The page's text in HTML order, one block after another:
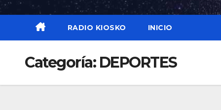
RADIO KIOSKO INICIO
Categoría: DEPORTES